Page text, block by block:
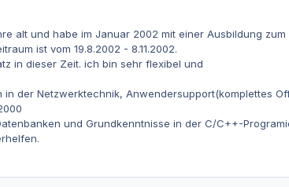
alt und habe im Januar 2002 mit einer Ausbildung
ist vom 19.8.2002 - 8.11.2002.
in dieser Zeit. ich bin sehr flexibel und
der Netzwerktechnik, Anwendersupport(komplettes
und Grundkenntnisse in der C/C++-